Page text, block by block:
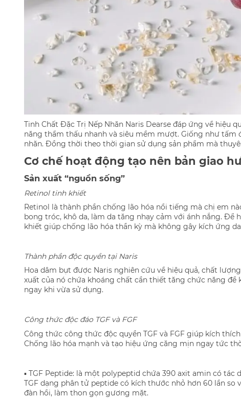
Tinh Chất Đặc Trị Nếp Nhăn Naris Dearse đáp ứng về hiệu
năng thẩm thấu nhanh và siêu mềm mượt. Giống như tấm
nhăn. Đồng thời theo thời gian sử dụng sản phẩm mà
Cơ chế hoạt động tạo nên bản giao
Sản xuất “nguồn sống”
Retinol tinh khiết
Retinol là thành phần chống lão hóa nổi tiếng mà chị em
bong tróc, khô da, làm da tăng nhạy cảm với ánh nắng. Để
khiết giúp chống lão hóa thần kỳ mà không gây kích ứng
Thành phần độc quyền tại Naris
Hoa dâm bụt được Naris nghiên cứu về hiệu quả, chất
xuất của nó chứa khoáng chất cần thiết tăng chức năng
ngay khi vừa sử dụng.
Công thức độc đáo TGF và FGF
Công thức công thức độc quyền TGF và FGF giúp kích
Chống lão hóa mạnh và tạo hiệu ứng căng mịn ngay tức
▪️ TGF Peptide: là một polypeptid chứa 390 axit amin có
TGF dạng phân tử peptide có kích thước nhỏ hơn 60 lần
đàn hồi, làm thon gọn gương mặt.